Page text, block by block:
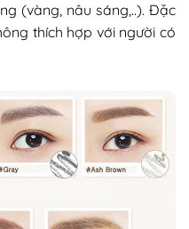
(vàng, nâu sáng,..). Đặc
thích hợp với người có